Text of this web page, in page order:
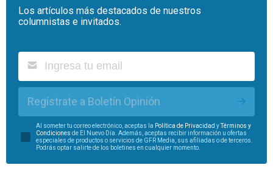
Los artículos más destacados de nuestros
columnistas e invitados.
Regístrate a Boletín Opinión
Al someter tu correo electrónico, aceptas la Política de Privacidad yTérminos y
Condiciones de El Nuevo Día. Además, aceptas recibir información u ofertas
especiales de productos o servicios de GFR Media, sus afiliadas o de terceros.
Podrás optar salirte de los boletines en cualquier momento.